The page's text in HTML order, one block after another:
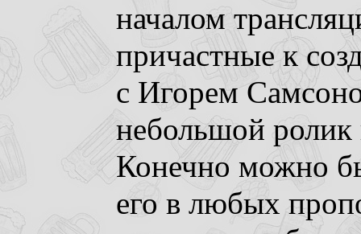
началом
причастные к
с Игорем
небольшой
Конечно можно
его в любых